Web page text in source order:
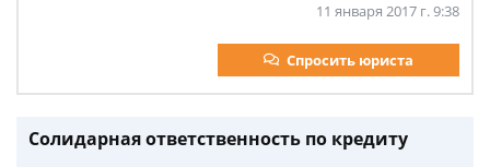
11 января 2017 г. 9:38
Спросить юриста
Солидарная ответственность по кредиту